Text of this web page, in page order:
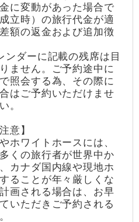
に変動があった場合で
立時）の旅行代金が適
額の返金および追加徴
ンダーに記載の残席は目
ません。ご予約途中に
照会する為、その際に
はご予約いただけませ
。
意】
ホワイトホースには、
くの旅行者が世界中か
カナダ国内線や現地ホ
ることが年々厳しくな
画される場合は、お早
いただきご予約される